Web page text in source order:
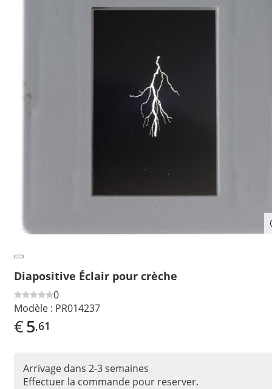
Diapositive Éclair pour crèche
0
Modèle : PR014237
€5,61
Arrivage dans 2-3 semaines
Effectuer la commande pour reserver.